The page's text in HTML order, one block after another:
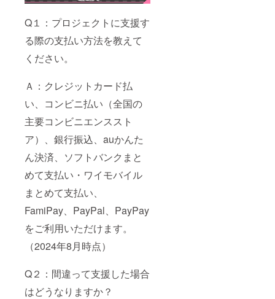
Q１：プロジェクトに支援す
る際の支払い方法を教えて
ください。
Ａ：クレジットカード払
い、コンビニ払い（全国の
主要コンビニエンススト
ア）、銀行振込、auかんた
ん決済、ソフトバンクまと
めて支払い・ワイモバイル
まとめて支払い、
FamiPay、PayPal、PayPay
をご利用いただけます。
（2024年8月時点）
Q２：間違って支援した場合
はどうなりますか？